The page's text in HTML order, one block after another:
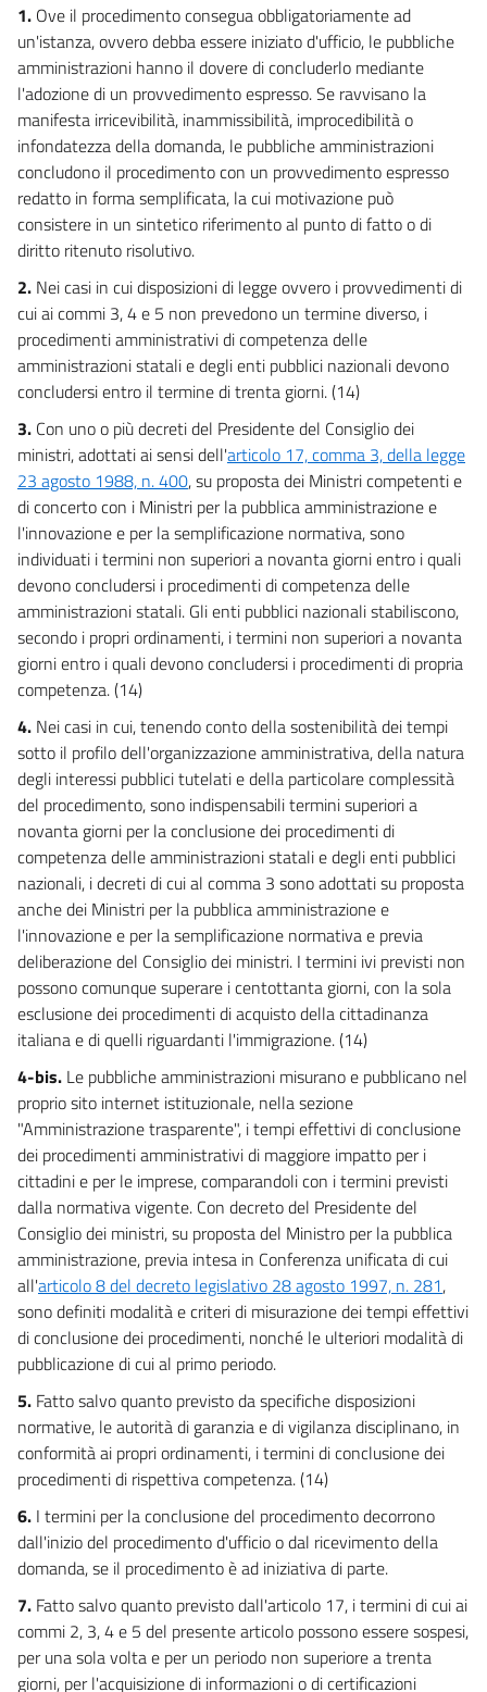
SEMPLIFICAZIONE
DELL'AZIONE AMMINISTRATIVA
14
14 bis
14 ter
14 quater
14 quinquies
15
17
17 bis
18
18 bis
19
19 bis
20
21
((CAPO IV-BIS
EFFICACIA ED INVALIDITÀ DEL PROVVEDIMENTO AMMINISTRATIVO.
REVOCA E RECESSO))
21 bis
21 ter
21 quinquies
21 sexies
21 septies
21 octies
21 novies
21 decies
CAPO V
ACCESSO AI DOCUMENTI AMMINISTRATIVI
22
23
25
26
27
28
CAPO VI
DISPOSIZIONI FINALI
29
30
31
1. Ove il procedimento consegua obbligatoriamente ad
un'istanza, ovvero debba essere iniziato d'ufficio, le pubbliche
amministrazioni hanno il dovere di concluderlo mediante
l'adozione di un provvedimento espresso. Se ravvisano la
manifesta irricevibilità, inammissibilità, improcedibilità o
infondatezza della domanda, le pubbliche amministrazioni
concludono il procedimento con un provvedimento espresso
redatto in forma semplificata, la cui motivazione può
consistere in un sintetico riferimento al punto di fatto o di
diritto ritenuto risolutivo.
2. Nei casi in cui disposizioni di legge ovvero i provvedimenti di
cui ai commi 3, 4 e 5 non prevedono un termine diverso, i
procedimenti amministrativi di competenza delle
amministrazioni statali e degli enti pubblici nazionali devono
concludersi entro il termine di trenta giorni. (14)
3. Con uno o più decreti del Presidente del Consiglio dei
ministri, adottati ai sensi dell'articolo 17, comma 3, della legge
23 agosto 1988, n. 400, su proposta dei Ministri competenti e
di concerto con i Ministri per la pubblica amministrazione e
l'innovazione e per la semplificazione normativa, sono
individuati i termini non superiori a novanta giorni entro i quali
devono concludersi i procedimenti di competenza delle
amministrazioni statali. Gli enti pubblici nazionali stabiliscono,
secondo i propri ordinamenti, i termini non superiori a novanta
giorni entro i quali devono concludersi i procedimenti di propria
competenza. (14)
4. Nei casi in cui, tenendo conto della sostenibilità dei tempi
sotto il profilo dell'organizzazione amministrativa, della natura
degli interessi pubblici tutelati e della particolare complessità
del procedimento, sono indispensabili termini superiori a
novanta giorni per la conclusione dei procedimenti di
competenza delle amministrazioni statali e degli enti pubblici
nazionali, i decreti di cui al comma 3 sono adottati su proposta
anche dei Ministri per la pubblica amministrazione e
l'innovazione e per la semplificazione normativa e previa
deliberazione del Consiglio dei ministri. I termini ivi previsti non
possono comunque superare i centottanta giorni, con la sola
esclusione dei procedimenti di acquisto della cittadinanza
italiana e di quelli riguardanti l'immigrazione. (14)
4-bis. Le pubbliche amministrazioni misurano e pubblicano nel
proprio sito internet istituzionale, nella sezione
"Amministrazione trasparente", i tempi effettivi di conclusione
dei procedimenti amministrativi di maggiore impatto per i
cittadini e per le imprese, comparandoli con i termini previsti
dalla normativa vigente. Con decreto del Presidente del
Consiglio dei ministri, su proposta del Ministro per la pubblica
amministrazione, previa intesa in Conferenza unificata di cui
all'articolo 8 del decreto legislativo 28 agosto 1997, n. 281,
sono definiti modalità e criteri di misurazione dei tempi effettivi
di conclusione dei procedimenti, nonché le ulteriori modalità di
pubblicazione di cui al primo periodo.
5. Fatto salvo quanto previsto da specifiche disposizioni
normative, le autorità di garanzia e di vigilanza disciplinano, in
conformità ai propri ordinamenti, i termini di conclusione dei
procedimenti di rispettiva competenza. (14)
6. I termini per la conclusione del procedimento decorrono
dall'inizio del procedimento d'ufficio o dal ricevimento della
domanda, se il procedimento è ad iniziativa di parte.
7. Fatto salvo quanto previsto dall'articolo 17, i termini di cui ai
commi 2, 3, 4 e 5 del presente articolo possono essere sospesi,
per una sola volta e per un periodo non superiore a trenta
giorni, per l'acquisizione di informazioni o di certificazioni